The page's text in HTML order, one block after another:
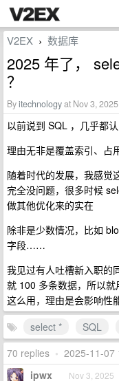
V2EX › 数据库
2025 年了，
？
Byitechnologyat Nov 3,
以前说到 SQL ，几乎都
理由无非是覆盖索引、
随着时代的发展，我感觉
完全没问题，很多时候
做其他优化来的实在
除非是少数情况，比如
字段……
我见过有人吐槽新入职的
就 100 多条数据，所以
这么用，理由是会影响
select *
SQL
70 replies • 2025-11-07
ipwx Nov 3, 2025